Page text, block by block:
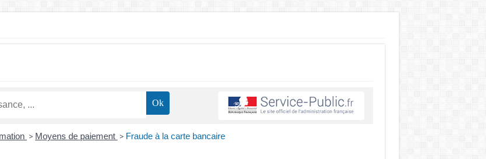
> Moyens de paiement > Fraude à la carte bancaire